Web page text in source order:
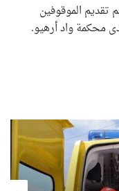
تقديم الموقوفين
محكمة واد أرهيو.